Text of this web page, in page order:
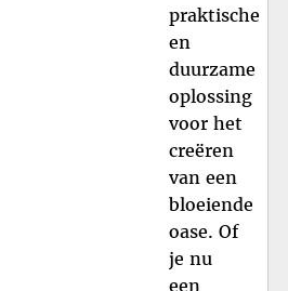
praktische
en
duurzame
oplossing
voor het
creëren
van een
bloeiende
oase. Of
je nu
een